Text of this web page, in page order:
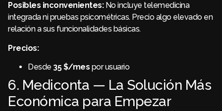
Posibles inconvenientes:No incluye telemedicina
integrada ni pruebas psicométricas. Precio algo elevado en
relación a sus funcionalidades básicas.
Precios:
Desde 35 $/mes por usuario
6. Mediconta — La Solución Más
Económica para Empezar